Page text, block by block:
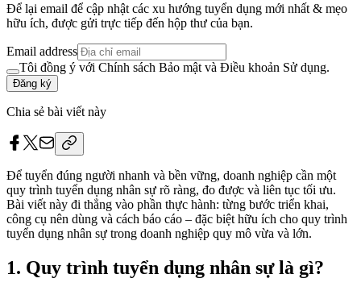
Để lại email để cập nhật các xu hướng tuyển dụng mới nhất & mẹo
hữu ích, được gửi trực tiếp đến hộp thư của bạn.
Email address
Tôi đồng ý với Chính sách Bảo mật và Điều khoản Sử dụng.
Đăng ký
Chia sẻ bài viết này
Để tuyển đúng người nhanh và bền vững, doanh nghiệp cần một
quy trình tuyển dụng nhân sự rõ ràng, đo được và liên tục tối ưu.
Bài viết này đi thẳng vào phần thực hành: từng bước triển khai,
công cụ nên dùng và cách báo cáo – đặc biệt hữu ích cho quy trình
tuyển dụng nhân sự trong doanh nghiệp quy mô vừa và lớn.
1. Quy trình tuyển dụng nhân sự là gì?